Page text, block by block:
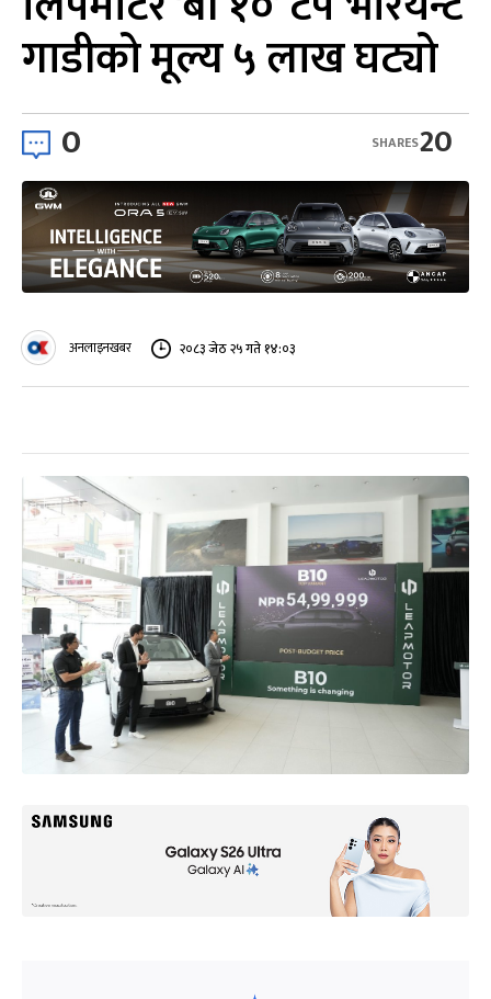
गाडीको मूल्य ५ लाख घट्यो
0 20
SHARES
अनलाइनखबर २०८३ जेठ २५ गते १४:०३